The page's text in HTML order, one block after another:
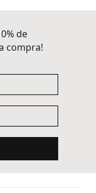
de
compra!